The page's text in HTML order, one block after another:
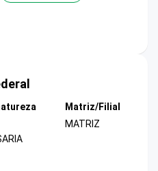
Matriz/Filial
MATRIZ